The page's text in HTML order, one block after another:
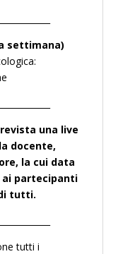
settimana)
una live
docente,
la cui data
ai partecipanti
tutti.
tutti i